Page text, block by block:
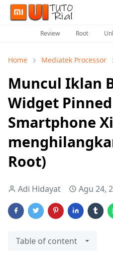
Review Root
Home Mediatek Processor
Muncul Iklan
Widget
Smartphone
Root)
Adi Hidayat Agu 24,
Table of content